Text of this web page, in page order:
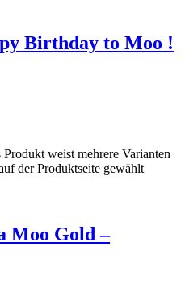
Birthday to Moo !
Produkt weist mehrere Varianten
der Produktseite gewählt
Moo Gold –